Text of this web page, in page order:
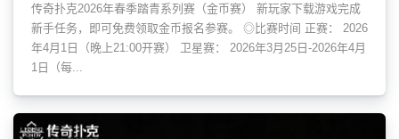
传奇扑克2026年春季踏青系列赛（金币赛） 新玩家下载游戏完成
新手任务，即可免费领取金币报名参赛。 ◎比赛时间 正赛： 2026
年4月1日（晚上21:00开赛） 卫星赛： 2026年3月25日-2026年4月
1日（每...